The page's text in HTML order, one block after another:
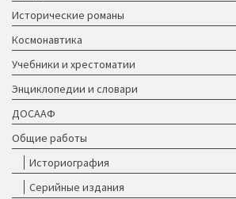
Исторические романы
Космонавтика
Учебники и хрестоматии
Энциклопедии и словари
ДОСААФ
Общие работы
Историография
Серийные издания